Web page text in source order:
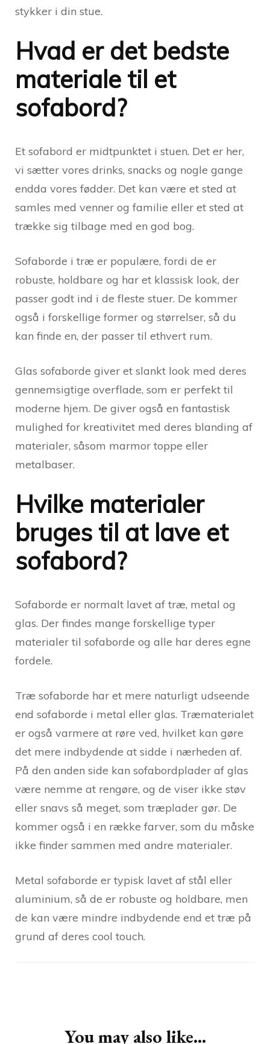
stykker i din stue.
Hvad er det bedste
materiale til et
sofabord?
Et sofabord er midtpunktet i stuen. Det er her,
vi sætter vores drinks, snacks og nogle gange
endda vores fødder. Det kan være et sted at
samles med venner og familie eller et sted at
trække sig tilbage med en god bog.
Sofaborde i træ er populære, fordi de er
robuste, holdbare og har et klassisk look, der
passer godt ind i de fleste stuer. De kommer
også i forskellige former og størrelser, så du
kan finde en, der passer til ethvert rum.
Glas sofaborde giver et slankt look med deres
gennemsigtige overflade, som er perfekt til
moderne hjem. De giver også en fantastisk
mulighed for kreativitet med deres blanding af
materialer, såsom marmor toppe eller
metalbaser.
Hvilke materialer
bruges til at lave et
sofabord?
Sofaborde er normalt lavet af træ, metal og
glas. Der findes mange forskellige typer
materialer til sofaborde og alle har deres egne
fordele.
Træ sofaborde har et mere naturligt udseende
end sofaborde i metal eller glas. Træmaterialet
er også varmere at røre ved, hvilket kan gøre
det mere indbydende at sidde i nærheden af.
På den anden side kan sofabordplader af glas
være nemme at rengøre, og de viser ikke støv
eller snavs så meget, som træplader gør. De
kommer også i en række farver, som du måske
ikke finder sammen med andre materialer.
Metal sofaborde er typisk lavet af stål eller
aluminium, så de er robuste og holdbare, men
de kan være mindre indbydende end et træ på
grund af deres cool touch.
You may also like...